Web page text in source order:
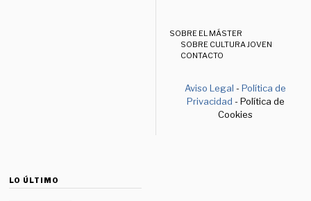
SOBRE EL MÁSTER
SOBRE CULTURA JOVEN
CONTACTO
Aviso Legal -Política de
Privacidad - Política de
Cookies
LO ÚLTIMO